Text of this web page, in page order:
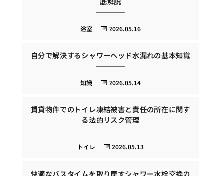
2026.05.16
浴室
自分で解決するシャワーヘッド水漏れの基本知識
2026.05.14
知識
賃貸物件でのトイレ凍結被害と責任の所在に関す
る法的リスク管理
2026.05.13
トイレ
快適なバスタイムを取り戻すシャワー水栓交換の